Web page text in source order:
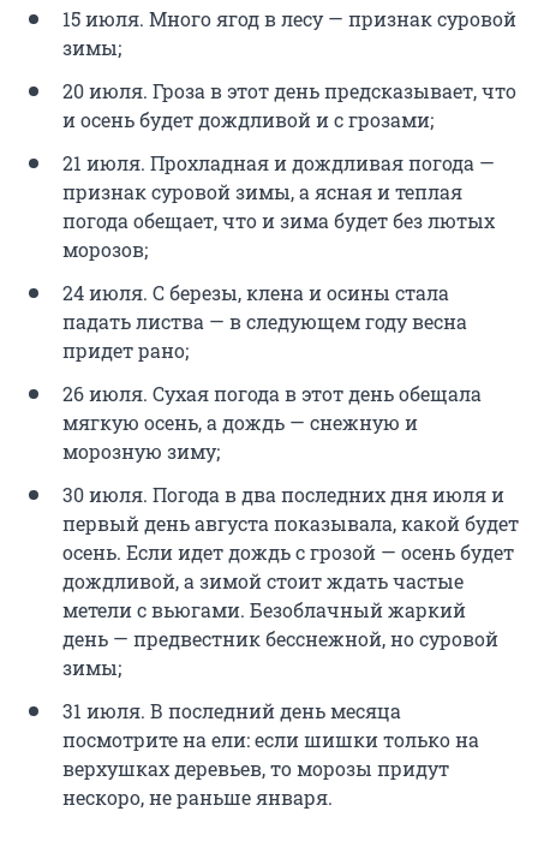
15 июля. Много ягод в лесу — признак суровой
зимы;
20 июля. Гроза в этот день предсказывает, что
и осень будет дождливой и с грозами;
21 июля. Прохладная и дождливая погода —
признак суровой зимы, а ясная и теплая
погода обещает, что и зима будет без лютых
морозов;
24 июля. С березы, клена и осины стала
падать листва — в следующем году весна
придет рано;
26 июля. Сухая погода в этот день обещала
мягкую осень, а дождь — снежную и
морозную зиму;
30 июля. Погода в два последних дня июля и
первый день августа показывала, какой будет
осень. Если идет дождь с грозой — осень будет
дождливой, а зимой стоит ждать частые
метели с вьюгами. Безоблачный жаркий
день — предвестник бесснежной, но суровой
зимы;
31 июля. В последний день месяца
посмотрите на ели: если шишки только на
верхушках деревьев, то морозы придут
нескоро, не раньше января.